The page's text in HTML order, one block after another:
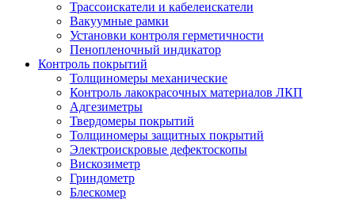
Трассоискатели и кабелеискатели
Вакуумные рамки
Установки контроля герметичности
Пенопленочный индикатор
Контроль покрытий
Толщиномеры механические
Контроль лакокрасочных материалов ЛКП
Адгезиметры
Твердомеры покрытий
Толщиномеры защитных покрытий
Электроискровые дефектоскопы
Вискозиметр
Гриндометр
Блескомер